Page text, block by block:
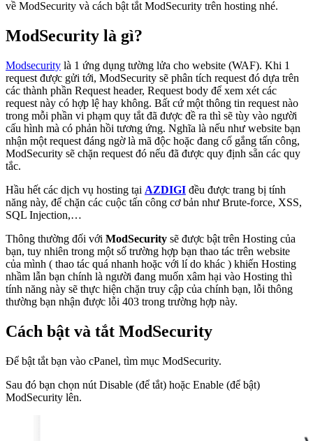
về ModSecurity và cách bật tắt ModSecurity trên hosting nhé.
ModSecurity là gì?
Modsecurity là 1 ứng dụng tường lửa cho website (WAF). Khi 1
request được gửi tới, ModSecurity sẽ phân tích request đó dựa trên
các thành phần Request header, Request body để xem xét các
request này có hợp lệ hay không. Bất cứ một thông tin request nào
trong mỗi phần vi phạm quy tắt đã được đề ra thì sẽ tùy vào người
cấu hình mà có phản hồi tương ứng. Nghĩa là nếu như website bạn
nhận một request đáng ngờ là mã độc hoặc đang cố gắng tấn công,
ModSecurity sẽ chặn request đó nếu đã được quy định sẵn các quy
tắc.
Hầu hết các dịch vụ hosting tại AZDIGI đều được trang bị tính
năng này, để chặn các cuộc tấn công cơ bản như Brute-force, XSS,
SQL Injection,…
Thông thường đối với ModSecurity sẽ được bật trên Hosting của
bạn, tuy nhiên trong một số trường hợp bạn thao tác trên website
của mình ( thao tác quá nhanh hoặc với lí do khác ) khiến Hosting
nhầm lẫn bạn chính là người đang muốn xâm hại vào Hosting thì
tính năng này sẽ thực hiện chặn truy cập của chính bạn, lỗi thông
thường bạn nhận được lỗi 403 trong trường hợp này.
Cách bật và tắt ModSecurity
Để bật tắt bạn vào cPanel, tìm mục ModSecurity.
Sau đó bạn chọn nút Disable (để tắt) hoặc Enable (để bật)
ModSecurity lên.